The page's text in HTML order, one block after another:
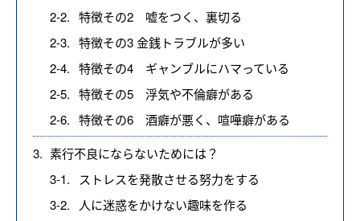
2-2. 特徴その2 嘘をつく、裏切る
2-3. 特徴その3 金銭トラブルが多い
2-4. 特徴その4 ギャンブルにハマっている
2-5. 特徴その5 浮気や不倫癖がある
2-6. 特徴その6 酒癖が悪く、喧嘩癖がある
3. 素行不良にならないためには？
3-1.
ストレスを発散させる努力をする
3-2.
人に迷惑をかけない趣味を作る